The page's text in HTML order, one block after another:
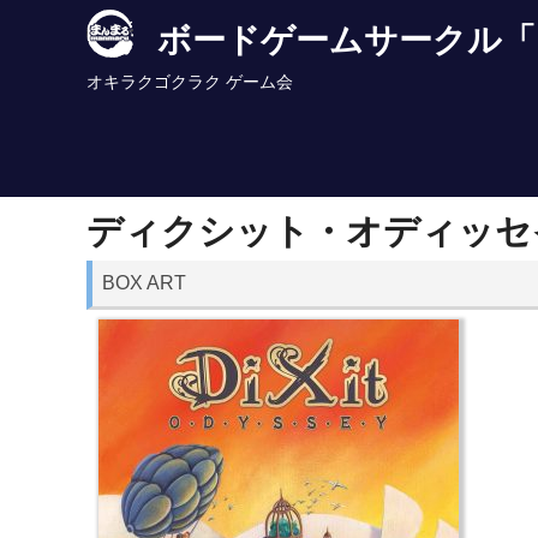
ボードゲームサークル「
オキラクゴクラク ゲーム会
ディクシット・オディッセ
BOX ART